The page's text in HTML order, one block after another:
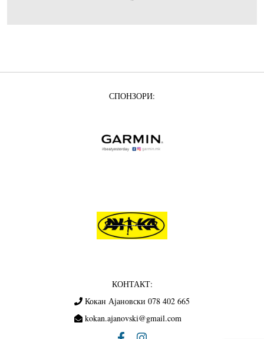
СПОНЗОРИ:
КОНТАКТ:
Кокан Ајановски 078 402 665
kokan.ajanovski@gmail.com